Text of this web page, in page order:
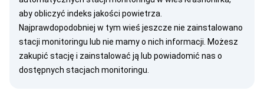
aby obliczyć indeks jakości powietrza.
Najprawdopodobniej w tym wieś jeszcze nie zainstalowano
stacji monitoringu lub nie mamy o nich informacji. Możesz
zakupić stację i zainstalować ją lub powiadomić nas o
dostępnych stacjach monitoringu.